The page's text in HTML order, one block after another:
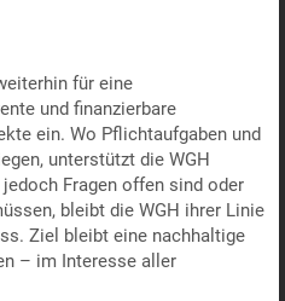
für eine
und finanzierbare
ein. Wo Pflichtaufgaben und
unterstützt die WGH
Fragen offen sind oder
bleibt die WGH ihrer Linie
Ziel bleibt eine nachhaltige
– im Interesse aller